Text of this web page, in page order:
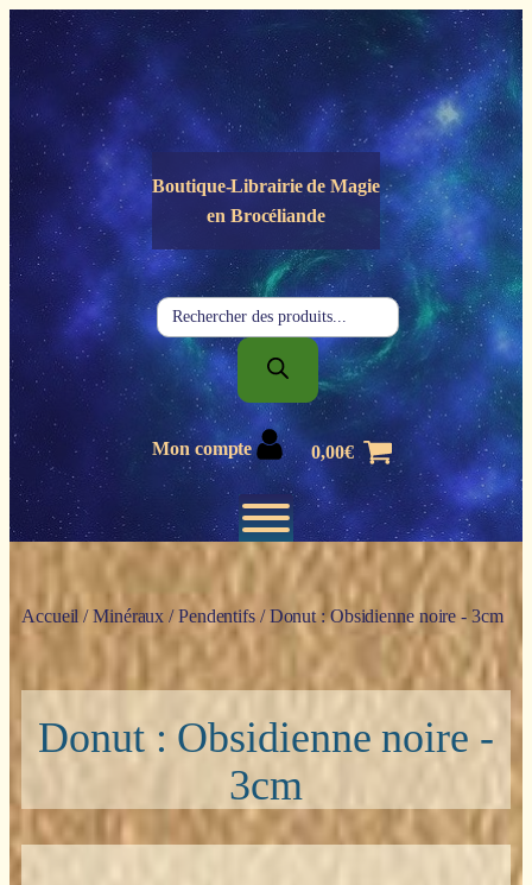
Panneau de gestion des cookies
Boutique-Librairie deMagie
en Brocéliande
Recherche
de
produits
Mon compte 0,00€
Accueil /Minéraux /Pendentifs/ Donut : Obsidienne noire - 3cm
Donut : Obsidienne noire -
3cm